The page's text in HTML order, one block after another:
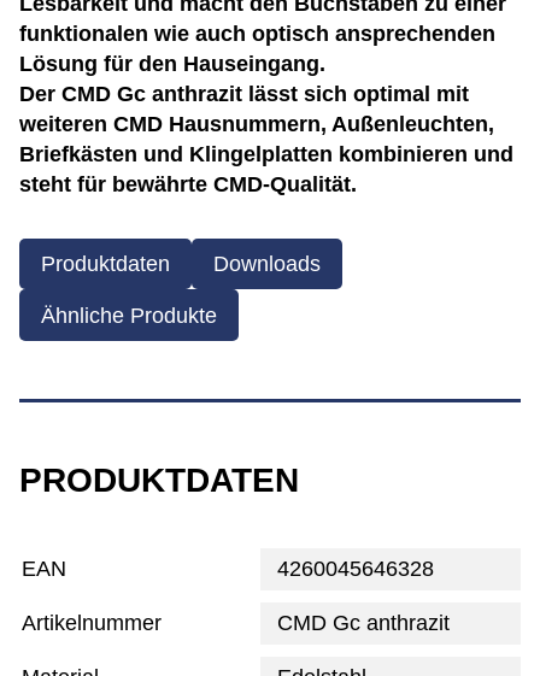
funktionalen wie auch optisch ansprechenden
Lösung für den Hauseingang.
Der CMD Gc anthrazit lässt sich optimal mit
weiteren CMD Hausnummern, Außenleuchten,
Briefkästen und Klingelplatten kombinieren und
steht für bewährte CMD-Qualität.
Produktdaten Downloads
Ähnliche Produkte
PRODUKTDATEN
EAN 4260045646328
Artikelnummer CMD Gc anthrazit